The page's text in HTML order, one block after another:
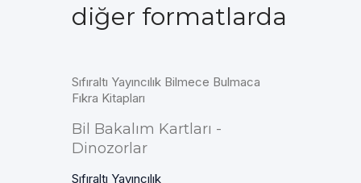
diğer formatlarda
Sıfıraltı Yayıncılık Bilmece Bulmaca
Fıkra Kitapları
Bil Bakalım Kartları -
Dinozorlar
Sıfıraltı Yayıncılık